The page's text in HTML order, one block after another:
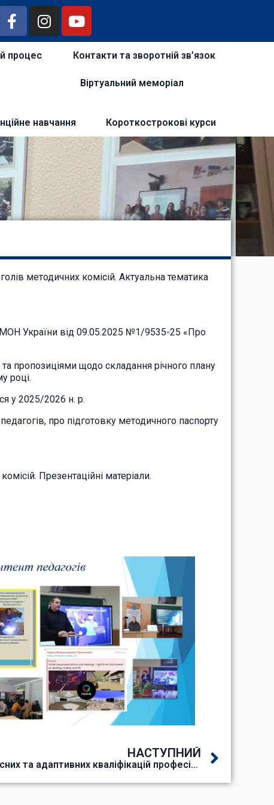
процес Контакти та зворотній зв’язок
Віртуальний меморіал
навчання Короткострокові курси
методичних комісій. Актуальна тематика
МОН України від 09.05.2025 №1/9535-25 «Про
пропозиціями щодо складання річного плану
році.
у 2025/2026 н. р.
про підготовку методичного паспорту
Презентаційні матеріали.
НАСТУПНИЙ
Семінар «На шляху до сучасних та адаптивних кваліфікацій професійної освіти: міжнародний досвід для України»